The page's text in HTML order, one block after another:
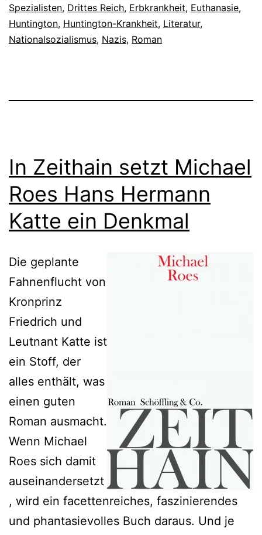
Spezialisten, Drittes Reich, Erbkrankheit, Euthanasie,
Huntington, Huntington-Krankheit, Literatur,
Nationalsozialismus, Nazis, Roman
In Zeithain setzt Michael
Roes Hans Hermann
Katte ein Denkmal
Die geplante
Fahnenflucht von
Kronprinz
Friedrich und
Leutnant Katte ist
ein Stoff, der
alles enthält, was
einen guten
Roman ausmacht.
Wenn Michael
Roes sich damit
auseinandersetzt
, wird ein facettenreiches, faszinierendes
und phantasievolles Buch daraus. Und je